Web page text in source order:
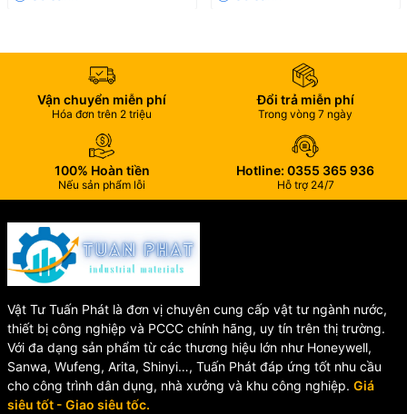
Liên hệ ngay để sở hữu vòi rửa chén WUFENG cao cấp và trải
nghiệm sự khác biệt!
Vận chuyển miễn phí
Hóa đơn trên 2 triệu
Đổi trả miễn phí
Trong vòng 7 ngày
100% Hoàn tiền
Nếu sản phẩm lỗi
Hotline: 0355 365 936
Hỗ trợ 24/7
Vật Tư Tuấn Phát là đơn vị chuyên cung cấp vật tư ngành nước,
thiết bị công nghiệp và PCCC chính hãng, uy tín trên thị trường.
Với đa dạng sản phẩm từ các thương hiệu lớn như Honeywell,
Sanwa, Wufeng, Arita, Shinyi…, Tuấn Phát đáp ứng tốt nhu cầu
cho công trình dân dụng, nhà xưởng và khu công nghiệp. Giá
siêu tốt - Giao siêu tốc.